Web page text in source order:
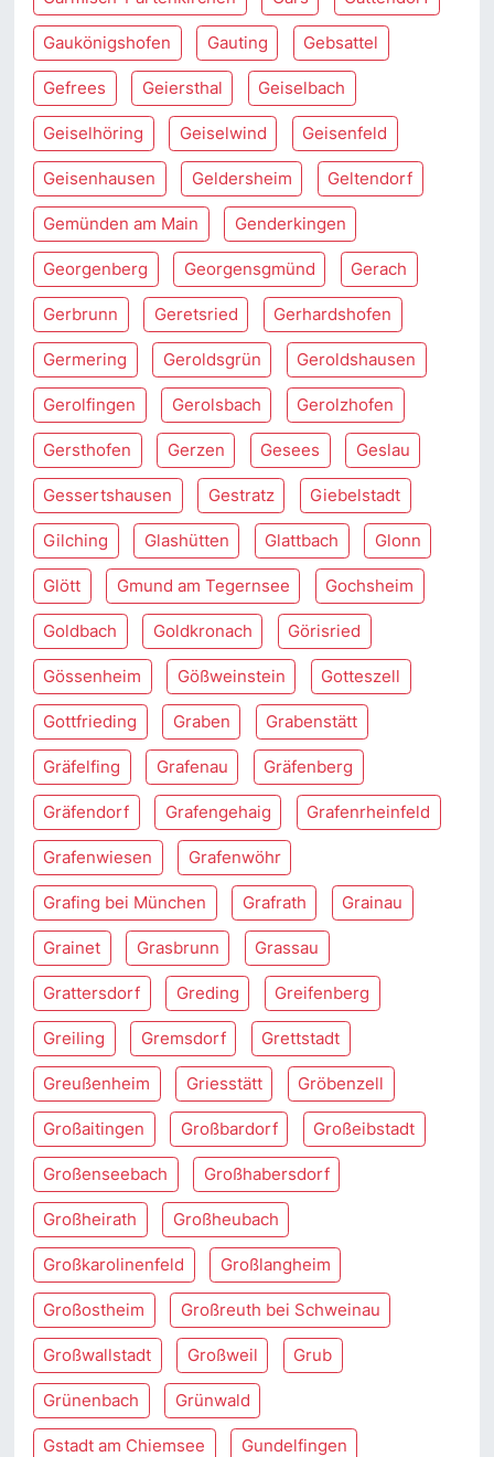
Gaukönigshofen Gauting Gebsattel
Gefrees Geiersthal Geiselbach
Geiselhöring Geiselwind Geisenfeld
Geisenhausen Geldersheim Geltendorf
Gemünden am Main Genderkingen
Georgenberg Georgensgmünd Gerach
Gerbrunn Geretsried Gerhardshofen
Germering Geroldsgrün Geroldshausen
Gerolfingen Gerolsbach Gerolzhofen
Gersthofen Gerzen Gesees Geslau
Gessertshausen Gestratz Giebelstadt
Gilching Glashütten Glattbach Glonn
Glött Gmund am Tegernsee Gochsheim
Goldbach Goldkronach Görisried
Gössenheim Gößweinstein Gotteszell
Gottfrieding Graben Grabenstätt
Gräfelfing Grafenau Gräfenberg
Gräfendorf Grafengehaig Grafenrheinfeld
Grafenwiesen Grafenwöhr
Grafing bei München Grafrath Grainau
Grainet Grasbrunn Grassau
Grattersdorf Greding Greifenberg
Greiling Gremsdorf Grettstadt
Greußenheim Griesstätt Gröbenzell
Großaitingen Großbardorf Großeibstadt
Großenseebach Großhabersdorf
Großheirath Großheubach
Großkarolinenfeld Großlangheim
Großostheim Großreuth bei Schweinau
Großwallstadt Großweil Grub
Grünenbach Grünwald
Gstadt am Chiemsee Gundelfingen